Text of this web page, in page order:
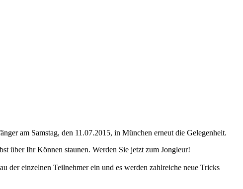
am Samstag, den 11.07.2015, in München erneut die Gelegenheit.
über Ihr Können staunen. Werden Sie jetzt zum Jongleur!
einzelnen Teilnehmer ein und es werden zahlreiche neue Tricks